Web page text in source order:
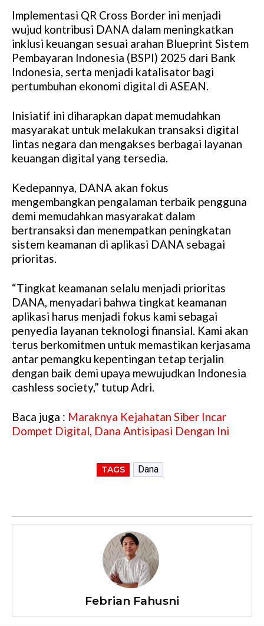
Implementasi QR Cross Border ini menjadi
wujud kontribusi DANA dalam meningkatkan
inklusi keuangan sesuai arahan Blueprint Sistem
Pembayaran Indonesia (BSPI) 2025 dari Bank
Indonesia, serta menjadi katalisator bagi
pertumbuhan ekonomi digital di ASEAN.
Inisiatif ini diharapkan dapat memudahkan
masyarakat untuk melakukan transaksi digital
lintas negara dan mengakses berbagai layanan
keuangan digital yang tersedia.
Kedepannya, DANA akan fokus
mengembangkan pengalaman terbaik pengguna
demi memudahkan masyarakat dalam
bertransaksi dan menempatkan peningkatan
sistem keamanan di aplikasi DANA sebagai
prioritas.
“Tingkat keamanan selalu menjadi prioritas
DANA, menyadari bahwa tingkat keamanan
aplikasi harus menjadi fokus kami sebagai
penyedia layanan teknologi finansial. Kami akan
terus berkomitmen untuk memastikan kerjasama
antar pemangku kepentingan tetap terjalin
dengan baik demi upaya mewujudkan Indonesia
cashless society,” tutup Adri.
Baca juga : Maraknya Kejahatan Siber Incar
Dompet Digital, Dana Antisipasi Dengan Ini
TAGS Dana
Febrian Fahusni